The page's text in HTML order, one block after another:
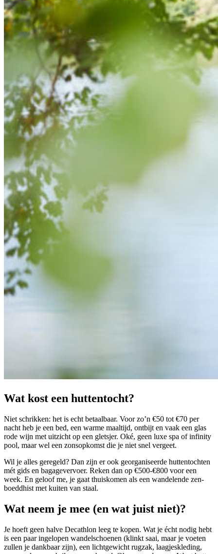
Wat kost een huttentocht?
Niet schrikken: het is echt betaalbaar. Voor zo’n €50 tot €70 per
nacht heb je een bed, een warme maaltijd, ontbijt en vaak een glas
rode wijn met uitzicht op een gletsjer. Oké, geen luxe spa of infinity
pool, maar wel een zonsopkomst die je niet snel vergeet.
Wil je alles geregeld? Dan zijn er ook georganiseerde huttentochten
mét gids en bagagevervoer. Reken dan op €500-€800 voor een
week. En geloof me, je gaat thuiskomen als een wandelende zen-
boeddhist met kuiten van staal.
Wat neem je mee (en wat juist niet)?
Je hoeft geen halve Decathlon leeg te kopen. Wat je écht nodig hebt
is een paar ingelopen wandelschoenen (klinkt saai, maar je voeten
zullen je dankbaar zijn), een lichtgewicht rugzak, laagjeskleding,